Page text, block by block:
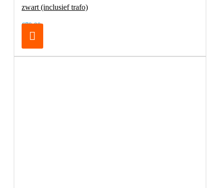
zwart (inclusief trafo)
€79,00